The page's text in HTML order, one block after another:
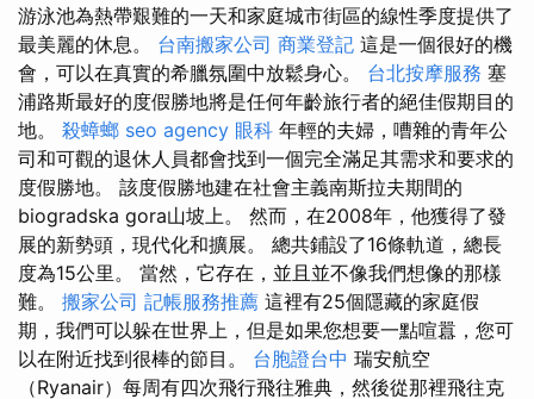
游泳池為熱帶艱難的一天和家庭城市街區的線性季度提供了
最美麗的休息。 台南搬家公司 商業登記 這是一個很好的機
會，可以在真實的希臘氛圍中放鬆身心。 台北按摩服務 塞
浦路斯最好的度假勝地將是任何年齡旅行者的絕佳假期目的
地。 殺蟑螂 seo agency 眼科 年輕的夫婦，嘈雜的青年公
司和可觀的退休人員都會找到一個完全滿足其需求和要求的
度假勝地。 該度假勝地建在社會主義南斯拉夫期間的
biogradska gora山坡上。 然而，在2008年，他獲得了發
展的新勢頭，現代化和擴展。 總共鋪設了16條軌道，總長
度為15公里。 當然，它存在，並且並不像我們想像的那樣
難。 搬家公司 記帳服務推薦 這裡有25個隱藏的家庭假
期，我們可以躲在世界上，但是如果您想要一點喧囂，您可
以在附近找到很棒的節目。 台胞證台中 瑞安航空
（Ryanair）每周有四次飛行飛往雅典，然後從那裡飛往克